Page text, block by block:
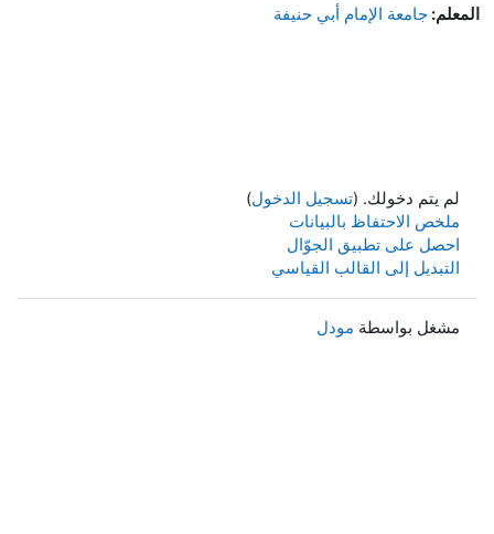
المعلم: جامعة الإمام أبي حنيفة
لم يتم دخولك. (تسجيل الدخول)
ملخص الاحتفاظ بالبيانات
احصل على تطبيق الجوّال
التبديل إلى القالب القياسي
مشغل بواسطة مودل